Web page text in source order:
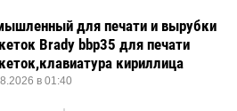
для печати и вырубки
Brady bbp35 для печати
кириллица
в 01:40